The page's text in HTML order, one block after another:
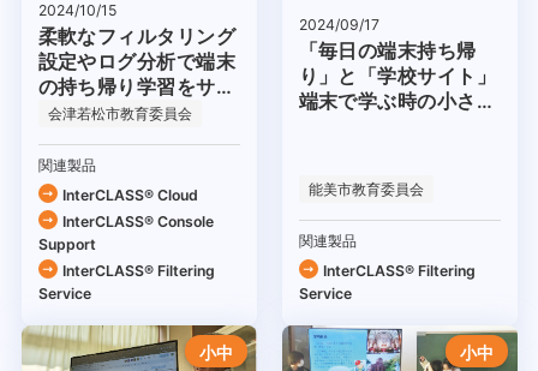
2024/10/15
柔軟なフィルタリング
設定やログ分析で端末
の持ち帰り学習をサポ
ート
会津若松市教育委員会
関連製品
InterCLASS® Cloud
InterCLASS®︎ Console
Support
InterCLASS®︎ Filtering
Service
2024/09/17
「毎日の端末持ち帰
り」と「学校サイト」
端末で学ぶ時の小さな
能美市教育委員会
関連製品
InterCLASS®︎ Filtering
Service
小中 小中